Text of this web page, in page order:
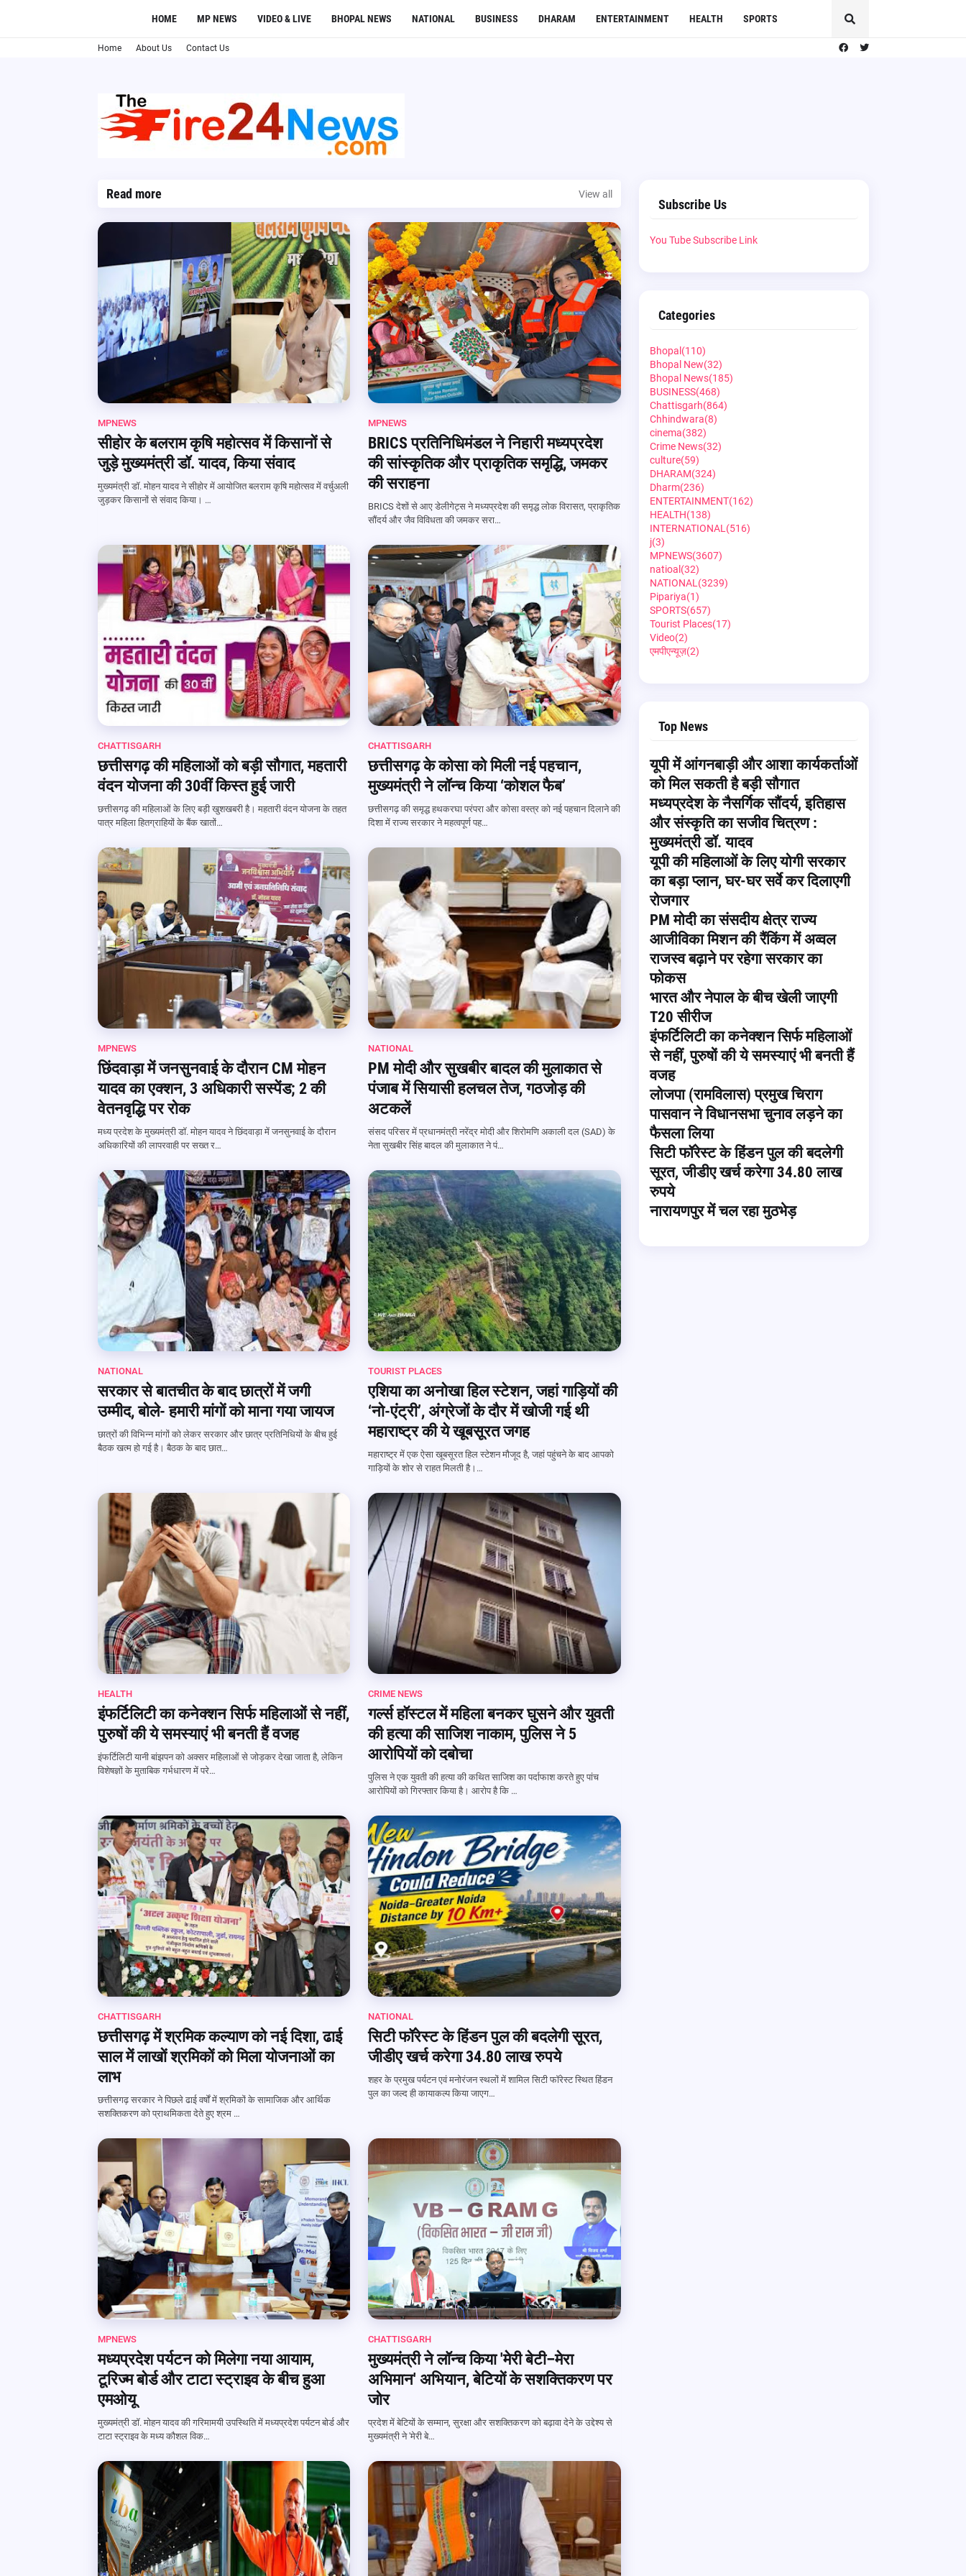
HOME MP NEWS VIDEO & LIVE BHOPAL NEWS NATIONAL BUSINESS DHARAM ENTERTAINMENT HEALTH SPORTS
Home About Us Contact Us
Read more View all
MPNEWS
सीहोर के बलराम कृषि महोत्सव में किसानों से
जुड़े मुख्यमंत्री डॉ. यादव, किया संवाद
मुख्यमंत्री डॉ. मोहन यादव ने सीहोर में आयोजित बलराम कृषि महोत्सव में वर्चुअली
जुड़कर किसानों से संवाद किया। …
MPNEWS
BRICS प्रतिनिधिमंडल ने निहारी मध्यप्रदेश
की सांस्कृतिक और प्राकृतिक समृद्धि, जमकर
की सराहना
BRICS देशों से आए डेलीगेट्स ने मध्यप्रदेश की समृद्ध लोक विरासत, प्राकृतिक
सौंदर्य और जैव विविधता की जमकर सरा…
CHATTISGARH
छत्तीसगढ़ की महिलाओं को बड़ी सौगात, महतारी
वंदन योजना की 30वीं किस्त हुई जारी
छत्तीसगढ़ की महिलाओं के लिए बड़ी खुशखबरी है। महतारी वंदन योजना के तहत
पात्र महिला हितग्राहियों के बैंक खातों…
CHATTISGARH
छत्तीसगढ़ के कोसा को मिली नई पहचान,
मुख्यमंत्री ने लॉन्च किया ‘कोशल फैब’
छत्तीसगढ़ की समृद्ध हथकरघा परंपरा और कोसा वस्त्र को नई पहचान दिलाने की
दिशा में राज्य सरकार ने महत्वपूर्ण पह…
MPNEWS
छिंदवाड़ा में जनसुनवाई के दौरान CM मोहन
यादव का एक्शन, 3 अधिकारी सस्पेंड; 2 की
वेतनवृद्धि पर रोक
मध्य प्रदेश के मुख्यमंत्री डॉ. मोहन यादव ने छिंदवाड़ा में जनसुनवाई के दौरान
अधिकारियों की लापरवाही पर सख्त र…
NATIONAL
PM मोदी और सुखबीर बादल की मुलाकात से
पंजाब में सियासी हलचल तेज, गठजोड़ की
अटकलें
संसद परिसर में प्रधानमंत्री नरेंद्र मोदी और शिरोमणि अकाली दल (SAD) के
नेता सुखबीर सिंह बादल की मुलाकात ने पं…
NATIONAL
सरकार से बातचीत के बाद छात्रों में जगी
उम्मीद, बोले- हमारी मांगों को माना गया जायज
छात्रों की विभिन्न मांगों को लेकर सरकार और छात्र प्रतिनिधियों के बीच हुई
बैठक खत्म हो गई है। बैठक के बाद छात…
TOURIST PLACES
एशिया का अनोखा हिल स्टेशन, जहां गाड़ियों की
‘नो-एंट्री’, अंग्रेजों के दौर में खोजी गई थी
महाराष्ट्र की ये खूबसूरत जगह
महाराष्ट्र में एक ऐसा खूबसूरत हिल स्टेशन मौजूद है, जहां पहुंचने के बाद आपको
गाड़ियों के शोर से राहत मिलती है।…
HEALTH
इंफर्टिलिटी का कनेक्शन सिर्फ महिलाओं से नहीं,
पुरुषों की ये समस्याएं भी बनती हैं वजह
इंफर्टिलिटी यानी बांझपन को अक्सर महिलाओं से जोड़कर देखा जाता है, लेकिन
विशेषज्ञों के मुताबिक गर्भधारण में परे…
CRIME NEWS
गर्ल्स हॉस्टल में महिला बनकर घुसने और युवती
की हत्या की साजिश नाकाम, पुलिस ने 5
आरोपियों को दबोचा
पुलिस ने एक युवती की हत्या की कथित साजिश का पर्दाफाश करते हुए पांच
आरोपियों को गिरफ्तार किया है। आरोप है कि …
CHATTISGARH
छत्तीसगढ़ में श्रमिक कल्याण को नई दिशा, ढाई
साल में लाखों श्रमिकों को मिला योजनाओं का
लाभ
छत्तीसगढ़ सरकार ने पिछले ढाई वर्षों में श्रमिकों के सामाजिक और आर्थिक
सशक्तिकरण को प्राथमिकता देते हुए श्रम …
NATIONAL
सिटी फॉरेस्ट के हिंडन पुल की बदलेगी सूरत,
जीडीए खर्च करेगा 34.80 लाख रुपये
शहर के प्रमुख पर्यटन एवं मनोरंजन स्थलों में शामिल सिटी फॉरेस्ट स्थित हिंडन
पुल का जल्द ही कायाकल्प किया जाएग…
MPNEWS
मध्यप्रदेश पर्यटन को मिलेगा नया आयाम,
टूरिज्म बोर्ड और टाटा स्ट्राइव के बीच हुआ
एमओयू
मुख्यमंत्री डॉ. मोहन यादव की गरिमामयी उपस्थिति में मध्यप्रदेश पर्यटन बोर्ड और
टाटा स्ट्राइव के मध्य कौशल विक…
CHATTISGARH
मुख्यमंत्री ने लॉन्च किया 'मेरी बेटी–मेरा
अभिमान' अभियान, बेटियों के सशक्तिकरण पर
जोर
प्रदेश में बेटियों के सम्मान, सुरक्षा और सशक्तिकरण को बढ़ावा देने के उद्देश्य से
मुख्यमंत्री ने 'मेरी बे…
Subscribe Us
You Tube Subscribe Link
Categories
Bhopal (110)
Bhopal New(32)
Bhopal News(185)
BUSINESS(468)
Chattisgarh(864)
Chhindwara(8)
cinema(382)
Crime News(32)
culture(59)
DHARAM(324)
Dharm(236)
ENTERTAINMENT(162)
HEALTH(138)
INTERNATIONAL (516)
j(3)
MPNEWS(3607)
natioal (32)
NATIONAL (3239)
Pipariya(1)
SPORTS(657)
Tourist Places(17)
Video(2)
एमपीएन्यूज़(2)
Top News
यूपी में आंगनबाड़ी और आशा कार्यकर्ताओं
को मिल सकती है बड़ी सौगात
मध्यप्रदेश के नैसर्गिक सौंदर्य, इतिहास
और संस्कृति का सजीव चित्रण :
मुख्यमंत्री डॉ. यादव
यूपी की महिलाओं के लिए योगी सरकार
का बड़ा प्लान, घर-घर सर्वे कर दिलाएगी
रोजगार
PM मोदी का संसदीय क्षेत्र राज्य
आजीविका मिशन की रैंकिंग में अव्वल
राजस्व बढ़ाने पर रहेगा सरकार का
फोकस
भारत और नेपाल के बीच खेली जाएगी
T20 सीरीज
इंफर्टिलिटी का कनेक्शन सिर्फ महिलाओं
से नहीं, पुरुषों की ये समस्याएं भी बनती हैं
वजह
लोजपा (रामविलास) प्रमुख चिराग
पासवान ने विधानसभा चुनाव लड़ने का
फैसला लिया
सिटी फॉरेस्ट के हिंडन पुल की बदलेगी
सूरत, जीडीए खर्च करेगा 34.80 लाख
रुपये
नारायणपुर में चल रहा मुठभेड़